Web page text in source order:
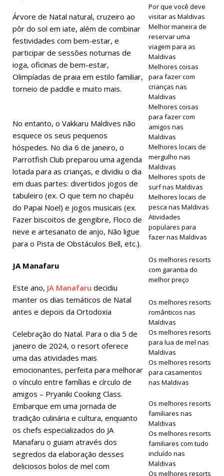
da Black
Friday com
descontos
de até 80%
ESPECIAIS
[ 13 de
novembro
de 2025 ]
Lua de mel
inesquecível
em Nova
com
desconto no
código 55%.
OFERTAS
ESPECIAIS
Árvore de Natal natural, cruzeiro ao
pôr do sol em iate, além de combinar
festividades com bem-estar, e
participar de sessões noturnas de
ioga, oficinas de bem-estar,
Olimpíadas de praia em estilo familiar,
torneio de paddle e muito mais.
No entanto, o Vakkaru Maldives não
esquece os seus pequenos
hóspedes. No dia 6 de janeiro, o
Parrotfish Club preparou uma agenda
lotada para as crianças, e dividiu o dia
em duas partes: divertidos jogos de
tabuleiro (ex. O que tem no chapéu
do Papai Noel) e jogos musicais (ex.
Fazer biscoitos de gengibre, Floco de
neve e artesanato de anjo, Não ligue
para o Pista de Obstáculos Bell, etc.).
JA Manafaru
Este ano, JA Manafaru decidiu
manter os dias temáticos de Natal
antes e depois da Ortodoxia
Celebração do Natal. Para o dia 5 de
janeiro de 2024, o resort oferece
uma das atividades mais
emocionantes, perfeita para melhorar
o vínculo entre famílias e círculo de
amigos – Pryaniki Cooking Class.
Embarque em uma jornada de
tradição culinária e cultura, enquanto
os chefs especializados do JA
Manafaru o guiam através dos
segredos da elaboração desses
deliciosos bolos de mel com
Por que você deve
visitar as Maldivas
Melhor maneira de
reservar uma
viagem para as
Maldivas
Melhores coisas
para fazer com
crianças nas
Maldivas
Melhores coisas
para fazer com
amigos nas
Maldivas
Melhores locais de
mergulho nas
Maldivas
Melhores spots de
surf nas Maldivas
Melhores locais de
pesca nas Maldivas
Atividades
populares para
fazer nas Maldivas
Os melhores resorts
com garantia do
melhor preço
Os melhores resorts
românticos nas
Maldivas
Os melhores resorts
para lua de mel nas
Maldivas
Os melhores resorts
para casamentos
nas Maldivas
Os melhores resorts
familiares nas
Maldivas
Os melhores resorts
familiares com tudo
incluído nas
Maldivas
Os melhores resorts